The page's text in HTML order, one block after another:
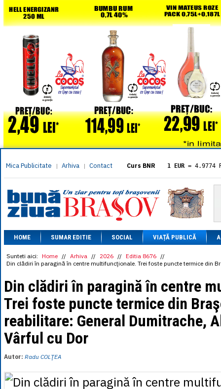
Mica Publicitate | Arhiva | Contact Curs BNR 1 EUR = 4.9774
= 5.8304
1 XAU= 464.4611
1 AED= 1.1933
1 AUD= 2.7957
1 BGN= 2.5449
1 CAD= 3.1559
1 CHF= 5.2813
1 CZK= 0.1993
= 0.0860
1 HUF = 1.2223
1 INR= 0.0513
1 JPY = 3.0556
1 KRW= 0.3047
1 MDL= 0.2538
1 RSD= 0.0425
1 RUB= 0.0530
HOME SUMAR EDITIE SOCIAL VIAȚĂ PUBLICĂ
Sunteti aici: Home // Arhiva // 2026 // Editia 8676 //
Din clădiri în paragină în centre multifuncţionale. Trei foste puncte termice din
Din clădiri în paragină în centre
Trei foste puncte termice din
reabilitare: General Dumitrache,
Vârful cu Dor
Autor: Radu COLŢEA